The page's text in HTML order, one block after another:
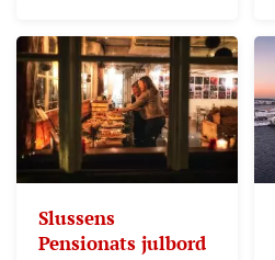
Slussens
Pensionats julbord